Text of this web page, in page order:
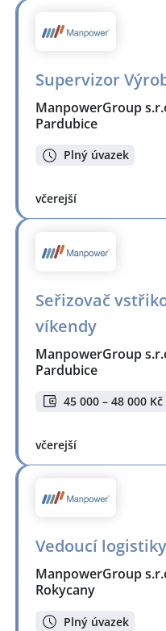
Supervizor
ManpowerGroup
Pardubice
Plný úvazek
včerejší
Seřizovač
víkendy
ManpowerGroup
Pardubice
45 000 – 48 000 Kč
včerejší
Vedoucí logistiky
ManpowerGroup
Rokycany
Plný úvazek